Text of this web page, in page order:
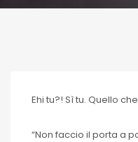
Ehi tu?! Sì tu. Quello
“Non faccio il porta a